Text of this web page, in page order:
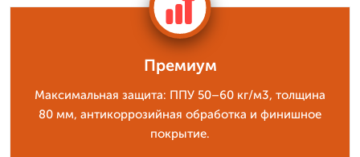
Премиум
Максимальная защита: ППУ 50–60 кг/м3, толщина
80 мм, антикоррозийная обработка и финишное
покрытие.